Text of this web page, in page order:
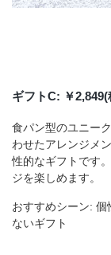
ギフトC: ￥
食パン型のユニー
わせたアレンジメ
性的なギフトです
ジを楽しめます。
おすすめシーン:
ないギフト